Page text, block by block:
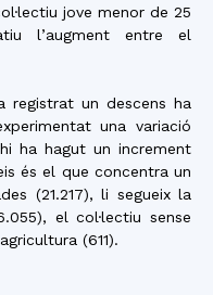
jove menor de 25
l’augment entre el
registrat un descens ha
una variació
ha hagut un increment
és el que concentra un
(21.217), li segueix la
el col·lectiu sense
(611).